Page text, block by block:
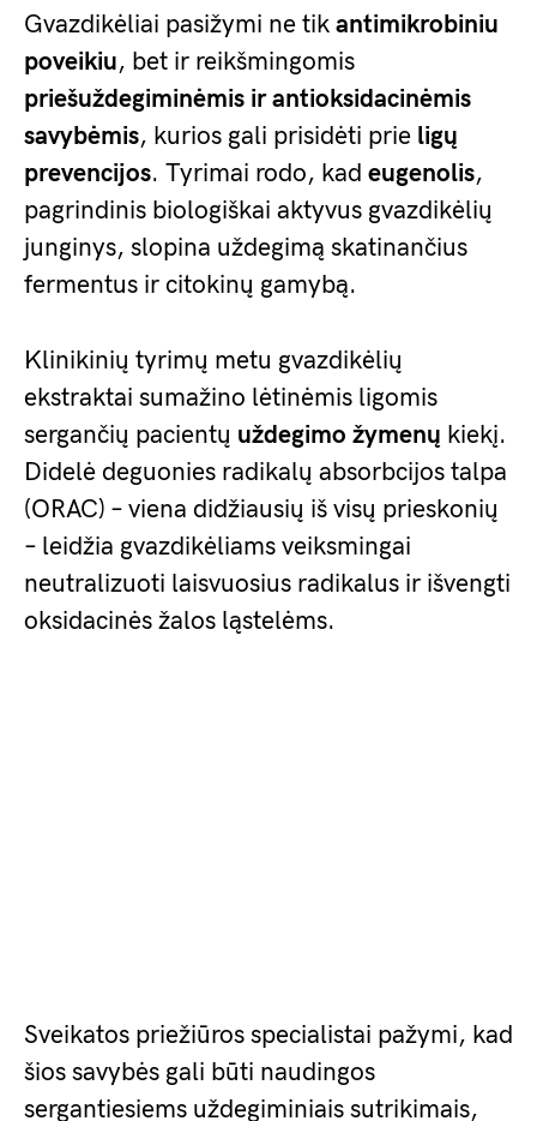
Gvazdikėliai pasižymi ne tik antimikrobiniu
poveikiu, bet ir reikšmingomis
priešuždegiminėmis ir antioksidacinėmis
savybėmis, kurios gali prisidėti prie ligų
prevencijos. Tyrimai rodo, kad eugenolis,
pagrindinis biologiškai aktyvus gvazdikėlių
junginys, slopina uždegimą skatinančius
fermentus ir citokinų gamybą.
Klinikinių tyrimų metu gvazdikėlių
ekstraktai sumažino lėtinėmis ligomis
sergančių pacientų uždegimo žymenų kiekį.
Didelė deguonies radikalų absorbcijos talpa
(ORAC) – viena didžiausių iš visų prieskonių
– leidžia gvazdikėliams veiksmingai
neutralizuoti laisvuosius radikalus ir išvengti
oksidacinės žalos ląstelėms.
Sveikatos priežiūros specialistai pažymi, kad
šios savybės gali būti naudingos
sergantiesiems uždegiminiais sutrikimais,